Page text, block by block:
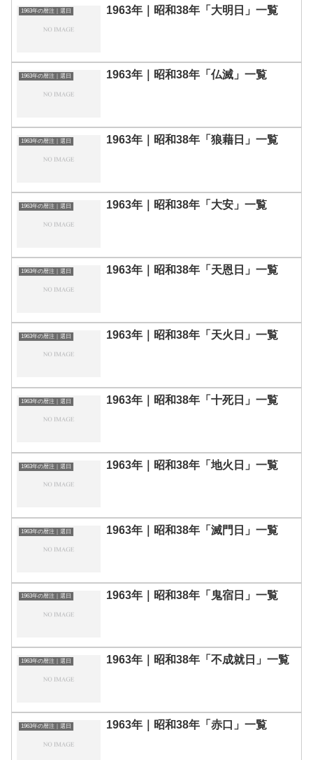
1963年の暦注｜選日 1963年｜昭和38年「大明日」一覧
1963年の暦注｜選日 1963年｜昭和38年「仏滅」一覧
1963年の暦注｜選日 1963年｜昭和38年「狼藉日」一覧
1963年の暦注｜選日 1963年｜昭和38年「大安」一覧
1963年の暦注｜選日 1963年｜昭和38年「天恩日」一覧
1963年の暦注｜選日 1963年｜昭和38年「天火日」一覧
1963年の暦注｜選日 1963年｜昭和38年「十死日」一覧
1963年の暦注｜選日 1963年｜昭和38年「地火日」一覧
1963年の暦注｜選日 1963年｜昭和38年「滅門日」一覧
1963年の暦注｜選日 1963年｜昭和38年「鬼宿日」一覧
1963年の暦注｜選日 1963年｜昭和38年「不成就日」一覧
1963年の暦注｜選日 1963年｜昭和38年「赤口」一覧